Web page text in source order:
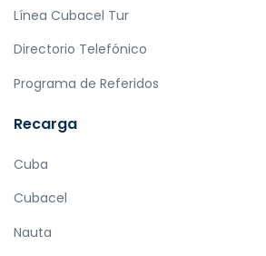
Línea Cubacel Tur
Directorio Telefónico
Programa de Referidos
Recarga
Cuba
Cubacel
Nauta